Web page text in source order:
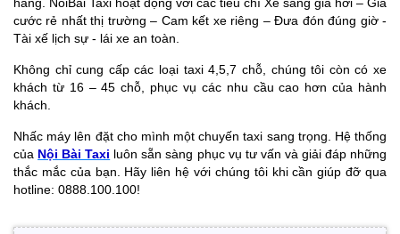
cước rẻ nhất thị trường – Cam kết xe riêng – Đưa đón đúng giờ -
Tài xế lịch sự - lái xe an toàn.
Không chỉ cung cấp các loại taxi 4,5,7 chỗ, chúng tôi còn có xe
khách từ 16 – 45 chỗ, phục vụ các nhu cầu cao hơn của hành
khách.
Nhấc máy lên đặt cho mình một chuyến taxi sang trọng. Hệ thống
của Nội Bài Taxi luôn sẵn sàng phục vụ tư vấn và giải đáp những
thắc mắc của bạn. Hãy liên hệ với chúng tôi khi cần giúp đỡ qua
hotline: 0888.100.100!